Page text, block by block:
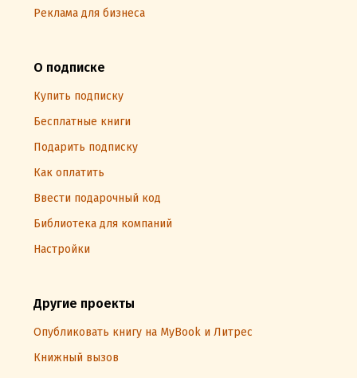
Реклама для бизнеса
О подписке
Купить подписку
Бесплатные книги
Подарить подписку
Как оплатить
Ввести подарочный код
Библиотека для компаний
Настройки
Другие проекты
Опубликовать книгу на MyBook и Литрес
Книжный вызов